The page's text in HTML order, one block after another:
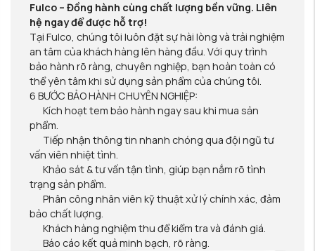
Fulco – Đồng hành cùng chất lượng bền vững. Liên
hệ ngay để được hỗ trợ!
Tại Fulco, chúng tôi luôn đặt sự hài lòng và trải nghiệm
an tâm của khách hàng lên hàng đầu. Với quy trình
bảo hành rõ ràng, chuyên nghiệp, bạn hoàn toàn có
thể yên tâm khi sử dụng sản phẩm của chúng tôi.
6 BƯỚC BẢO HÀNH CHUYÊN NGHIỆP:
Kích hoạt tem bảo hành ngay sau khi mua sản
phẩm.
Tiếp nhận thông tin nhanh chóng qua đội ngũ tư
vấn viên nhiệt tình.
Khảo sát & tư vấn tận tình, giúp bạn nắm rõ tình
trạng sản phẩm.
Phân công nhân viên kỹ thuật xử lý chính xác, đảm
bảo chất lượng.
Khách hàng nghiệm thu để kiểm tra và đánh giá.
Báo cáo kết quả minh bạch, rõ ràng.